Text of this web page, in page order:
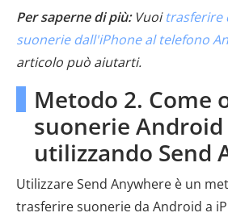
Per saperne di più: Vuoitrasferire
suonerie dall'iPhone al telefono
articolo può aiutarti.
Metodo 2. Come
suonerie
utilizzando Send
Utilizzare Send Anywhere è un
trasferire suonerie da Android a